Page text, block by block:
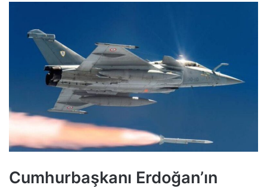
Cumhurbaşkanı Erdoğan’ın